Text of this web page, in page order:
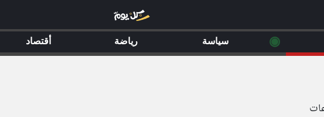
◉ سياسة رياضة أقتصاد